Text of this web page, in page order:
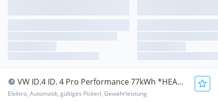
VW ID.4 ID. 4 Pro Performance 77kWh *HEAD-
UP*360°KAMERA...
Elektro, Automatik, gültiges Pickerl, Gewährleistung